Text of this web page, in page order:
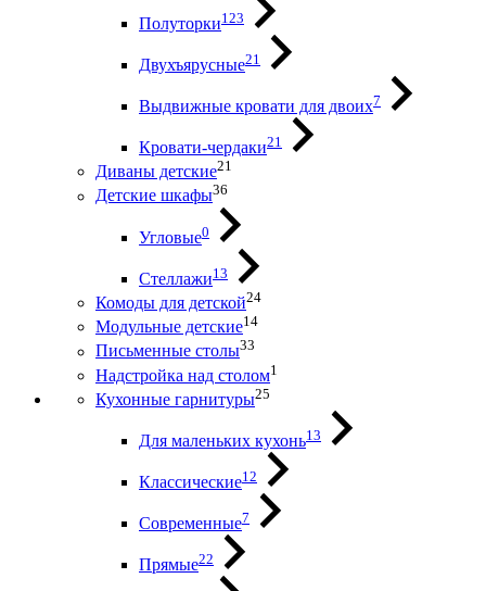
Полуторки123
Двухъярусные21
Выдвижные кровати для двоих7
Кровати-чердаки21
Диваны детские21
Детские шкафы36
Угловые0
Стеллажи13
Комоды для детской24
Модульные детские14
Письменные столы33
Надстройка над столом1
Кухонные гарнитуры25
Для маленьких кухонь13
Классические12
Современные7
Прямые22